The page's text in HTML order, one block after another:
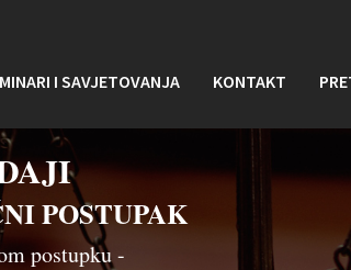
I SAVJETOVANJA KONTAKT
POSTUPAK
postupku -